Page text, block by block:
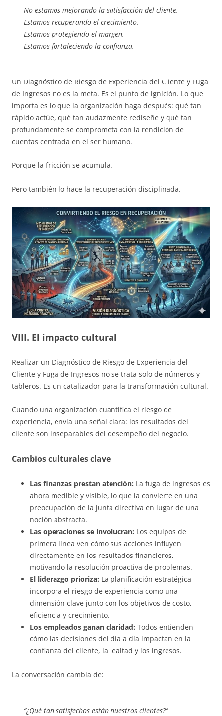
No estamos mejorando la satisfacción del cliente.
Estamos recuperando el crecimiento.
Estamos protegiendo el margen.
Estamos fortaleciendo la confianza.
Un Diagnóstico de Riesgo de Experiencia del Cliente y Fuga
de Ingresos no es la meta. Es el punto de ignición. Lo que
importa es lo que la organización haga después: qué tan
rápido actúe, qué tan audazmente rediseñe y qué tan
profundamente se comprometa con la rendición de
cuentas centrada en el ser humano.
Porque la fricción se acumula.
Pero también lo hace la recuperación disciplinada.
VIII. El impacto cultural
Realizar un Diagnóstico de Riesgo de Experiencia del
Cliente y Fuga de Ingresos no se trata solo de números y
tableros. Es un catalizador para la transformación cultural.
Cuando una organización cuantifica el riesgo de
experiencia, envía una señal clara: los resultados del
cliente son inseparables del desempeño del negocio.
Cambios culturales clave
Las finanzas prestan atención: La fuga de ingresos es
ahora medible y visible, lo que la convierte en una
preocupación de la junta directiva en lugar de una
noción abstracta.
Las operaciones se involucran: Los equipos de
primera línea ven cómo sus acciones influyen
directamente en los resultados financieros,
motivando la resolución proactiva de problemas.
El liderazgo prioriza: La planificación estratégica
incorpora el riesgo de experiencia como una
dimensión clave junto con los objetivos de costo,
eficiencia y crecimiento.
Los empleados ganan claridad: Todos entienden
cómo las decisiones del día a día impactan en la
confianza del cliente, la lealtad y los ingresos.
La conversación cambia de:
“¿Qué tan satisfechos están nuestros clientes?”